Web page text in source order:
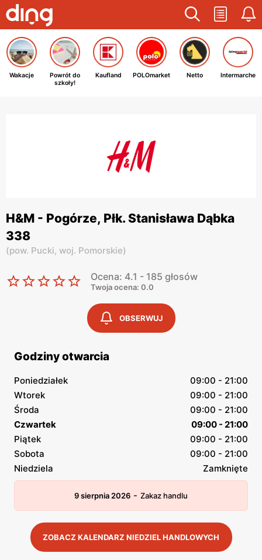
Wakacje
Powrót do
szkoły!
Kaufland POLOmarket Netto Intermarche
H&M - Pogórze, Płk. Stanisława Dąbka
338
(pow. Pucki, woj. Pomorskie)
Ocena: 4.1 - 185 głosów
Twoja ocena: 0.0
OBSERWUJ
Godziny otwarcia
Poniedziałek
09:00 - 21:00
Wtorek
09:00 - 21:00
Środa
09:00 - 21:00
Czwartek
09:00 - 21:00
Piątek
09:00 - 21:00
Sobota
09:00 - 21:00
Niedziela
Zamknięte
9 sierpnia 2026 - Zakaz handlu
ZOBACZ KALENDARZ NIEDZIEL HANDLOWYCH